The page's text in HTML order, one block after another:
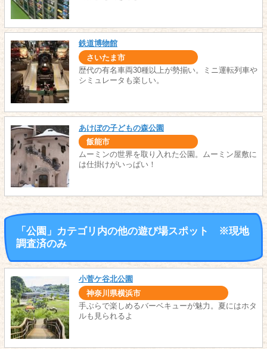
鉄道博物館
さいたま市
歴代の有名車両30種以上が勢揃い。ミニ運転列車や
シミュレータも楽しい。
あけぼの子どもの森公園
飯能市
ムーミンの世界を取り入れた公園。ムーミン屋敷に
は仕掛けがいっぱい！
「公園」カテゴリ内の他の遊び場スポット ※現地
調査済のみ
小菅ケ谷北公園
神奈川県横浜市
手ぶらで楽しめるバーベキューが魅力。夏にはホタ
ルも見られるよ